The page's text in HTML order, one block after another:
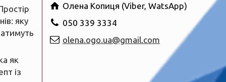
яку
як
із
Олена Копиця (Viber, WatsApp)
050 339 3334
olena.ogo.ua@gmail.com